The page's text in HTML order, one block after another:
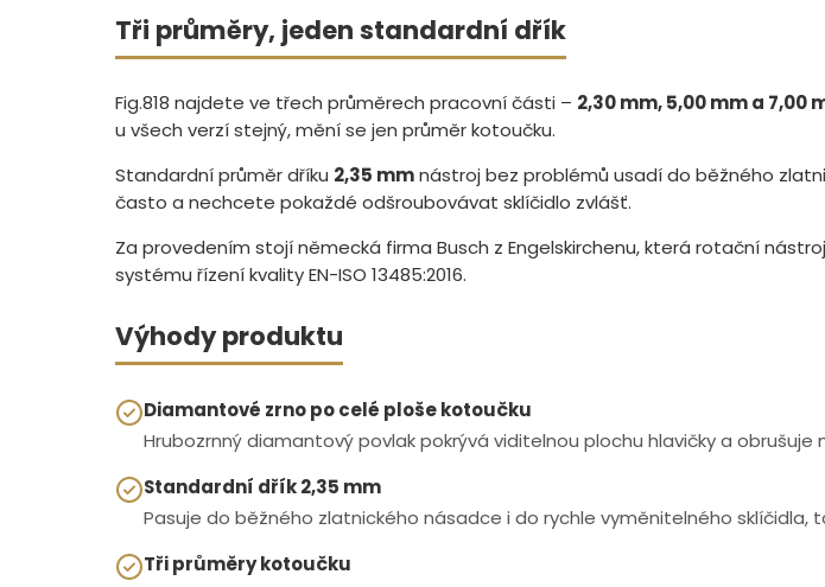
Tři průměry, jeden standardní dřík
Fig.818 najdete ve třech průměrech pracovní části – 2,30 mm, 5,00 mm a 7,00
u všech verzí stejný, mění se jen průměr kotoučku.
Standardní průměr dříku 2,35 mmnástroj bez problémů usadí do běžného
často a nechcete pokaždé odšroubovávat sklíčidlo zvlášť.
Za provedením stojí německá firma Busch z Engelskirchenu, která rotační
systému řízení kvality EN-ISO 13485:2016.
Výhody produktu
Diamantové zrno po celé ploše kotoučku
Hrubozrnný diamantový povlak pokrývá viditelnou plochu hlavičky a
Standardní dřík 2,35 mm
Pasuje do běžného zlatnického násadce i do rychle vyměnitelného
Tři průměry kotoučku